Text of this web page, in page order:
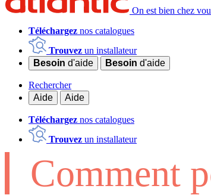
On est bien chez
Téléchargez nos catalogues
Trouvez un installateur
Besoin d'aide Besoin d'aide
Rechercher
Aide
Aide
Téléchargez nos catalogues
Trouvez un installateur
Comment